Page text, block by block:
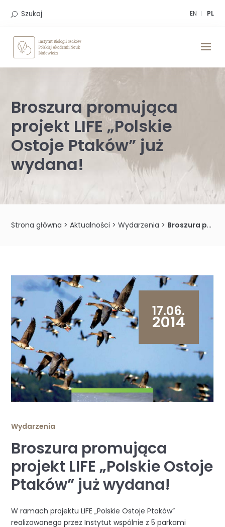
EN PL
Szukaj
Broszura promująca
projekt LIFE „Polskie
Ostoje Ptaków” już
wydana!
Strona główna >Aktualności >Wydarzenia > Broszura promująca projekt LIFE „Polskie Ostoje Ptaków” już wydana!
17.06.
2014
Wydarzenia
Broszura promująca
projekt LIFE „Polskie Ostoje
Ptaków” już wydana!
W ramach projektu LIFE „Polskie Ostoje Ptaków”
realizowanego przez Instytut wspólnie z 5 parkami